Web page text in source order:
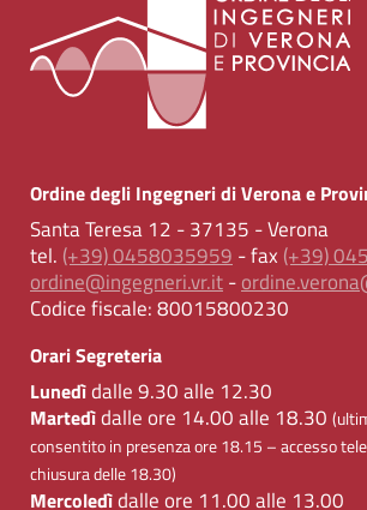
Ordine degli Ingegneri di Verona e
Santa Teresa 12 - 37135 - Verona
tel. (+39) 0458035959 - fax (+39)
ordine@ingegneri.vr.it-
Codice fiscale:80015800230
Orari Segreteria
Lunedìdalle 9.30 alle 12.30
Martedìdalle ore 14.00 alle 18.30
consentito in presenza ore 18.15 – accesso
chiusura delle 18.30)
Mercoledìdalle ore 11.00 alle 13.00